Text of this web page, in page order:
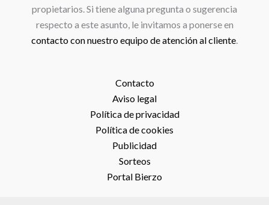
propietarios. Si tiene alguna pregunta o sugerencia
respecto a este asunto, le invitamos a ponerse en
contacto con nuestro equipo de atención al cliente.
Contacto
Aviso legal
Política de privacidad
Política de cookies
Publicidad
Sorteos
Portal Bierzo